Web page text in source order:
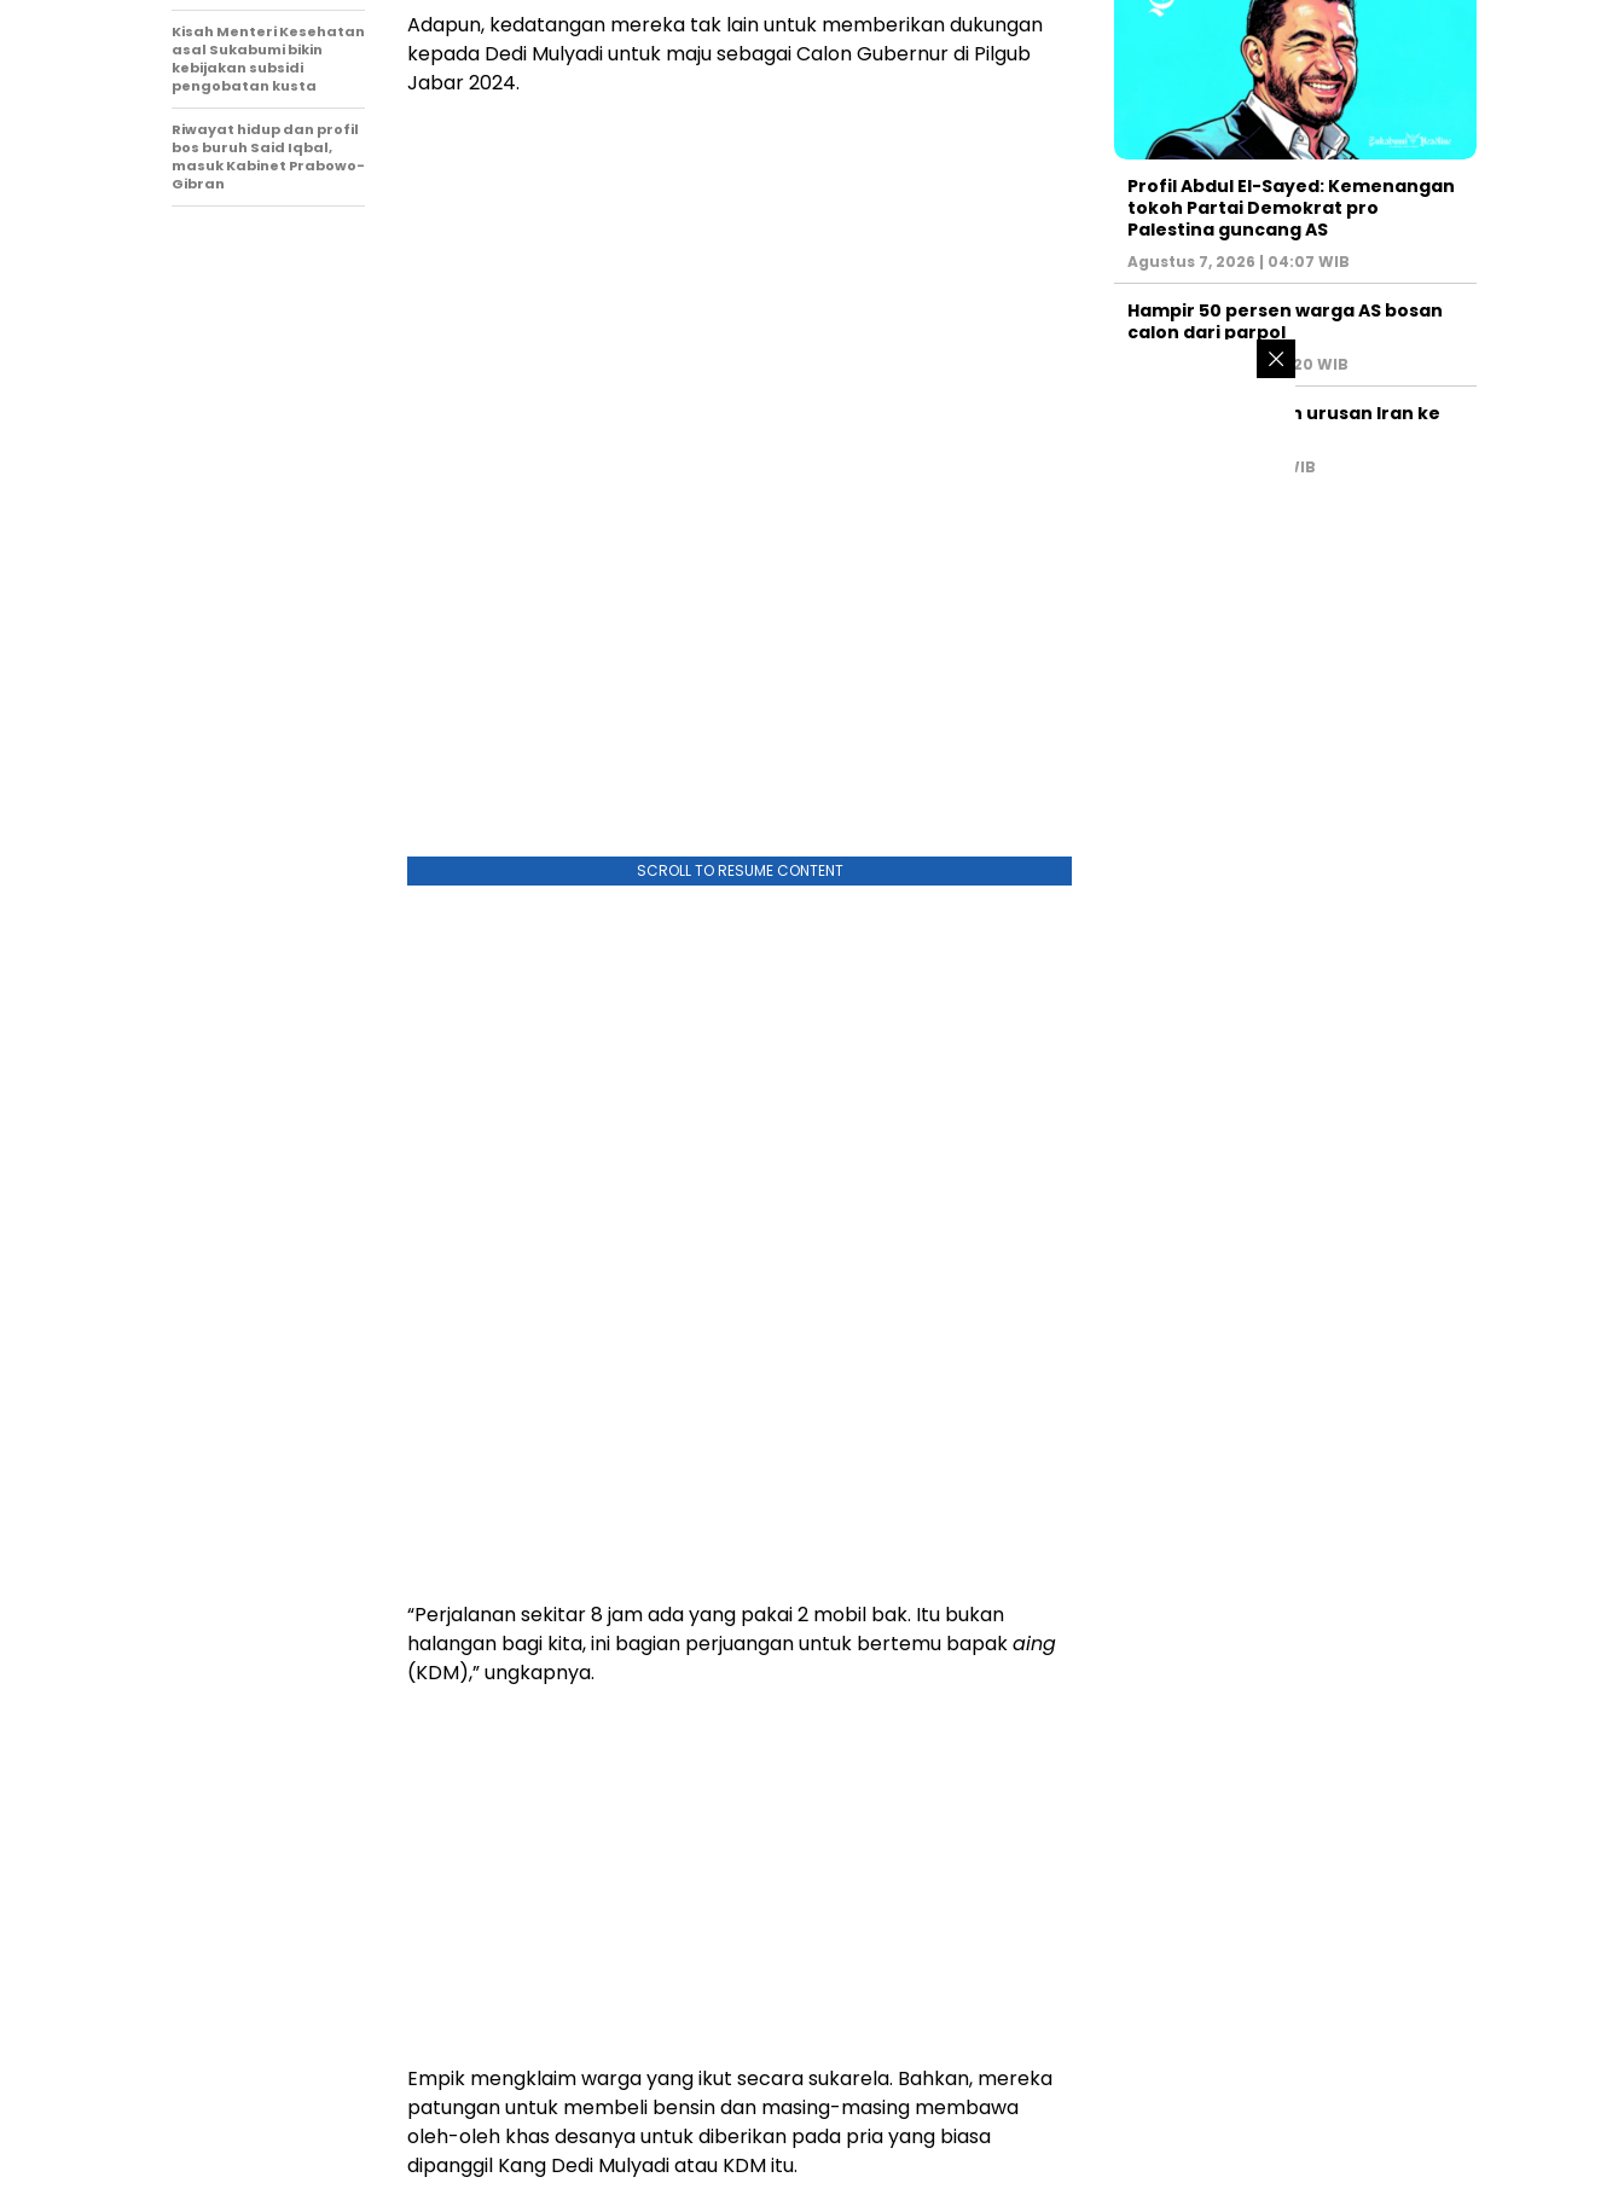
Adapun, kedatangan mereka tak lain untuk memberikan dukungan
kepada Dedi Mulyadi untuk maju sebagai Calon Gubernur di Pilgub
Jabar 2024.
SCROLL TO RESUME CONTENT
“Perjalanan sekitar 8 jam ada yang pakai 2 mobil bak. Itu bukan
halangan bagi kita, ini bagian perjuangan untuk bertemu bapakaing
(KDM),” ungkapnya.
Empik mengklaim warga yang ikut secara sukarela. Bahkan, mereka
patungan untuk membeli bensin dan masing-masing membawa
oleh-oleh khas desanya untuk diberikan pada pria yang biasa
dipanggil Kang Dedi Mulyadi atau KDM itu.
Kisah Menteri Kesehatan
asal Sukabumi bikin
kebijakan subsidi
pengobatan kusta
Riwayat hidup dan profil
bos buruh Said Iqbal,
masuk Kabinet Prabowo-
Gibran
Profil Abdul El-Sayed: Kemenangan
tokoh Partai Demokrat pro
Palestina guncang AS
Agustus 7, 2026 | 04:07 WIB
Hampir 50 persen warga AS bosan
calon dari parpol
Agustus 6, 2026 | 07:20 WIB
PM Israel serahkan urusan Iran ke
Juli 31, 2026 | 02:47 WIB